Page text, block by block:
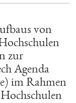
von
zur
Agenda
im Rahmen